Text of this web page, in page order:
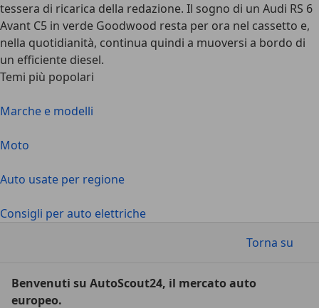
tessera di ricarica della redazione. Il sogno di un Audi RS 6
Avant C5 in verde Goodwood resta per ora nel cassetto e,
nella quotidianità, continua quindi a muoversi a bordo di
un efficiente diesel.
Temi più popolari
Marche e modelli
Moto
Auto usate per regione
Consigli per auto elettriche
Torna su
Benvenuti su AutoScout24, il mercato auto
europeo.